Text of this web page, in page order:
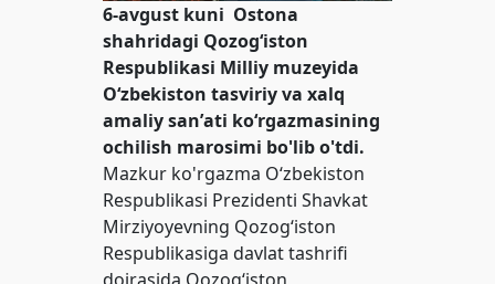
6-avgust kuni Ostona
shahridagi Qozog‘iston
Respublikasi Milliy muzeyida
O‘zbekiston tasviriy va xalq
amaliy sanʼati ko‘rgazmasining
ochilish marosimi bo'lib o'tdi.
Mazkur ko'rgazma O‘zbekiston
Respublikasi Prezidenti Shavkat
Mirziyoyevning Qozog‘iston
Respublikasiga davlat tashrifi
doirasida Qozog‘iston